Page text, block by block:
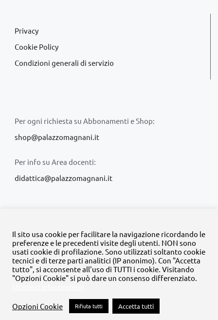
Privacy
Cookie Policy
Condizioni generali di servizio
Per ogni richiesta su Abbonamenti e Shop:
shop@palazzomagnani.it
Per info su Area docenti:
didattica@palazzomagnani.it
© Copyright 2020 -2026 | Tutti i diritti riservati | MyFpm è un
progetto dellaFondazione Palazzo Magnani
FacebookInstagram
TwitterLinkedInYouTube
Il sito usa cookie per facilitare la navigazione ricordando le
preferenze e le precedenti visite degli utenti. NON sono
usati cookie di profilazione. Sono utilizzati soltanto cookie
tecnici e di terze parti analitici (IP anonimo). Con "Accetta
tutto", si acconsente all'uso di TUTTI i cookie. Visitando
"Opzioni Cookie" si può dare un consenso differenziato.
Opzioni Cookie Rifiuta tutti Accetta tutti